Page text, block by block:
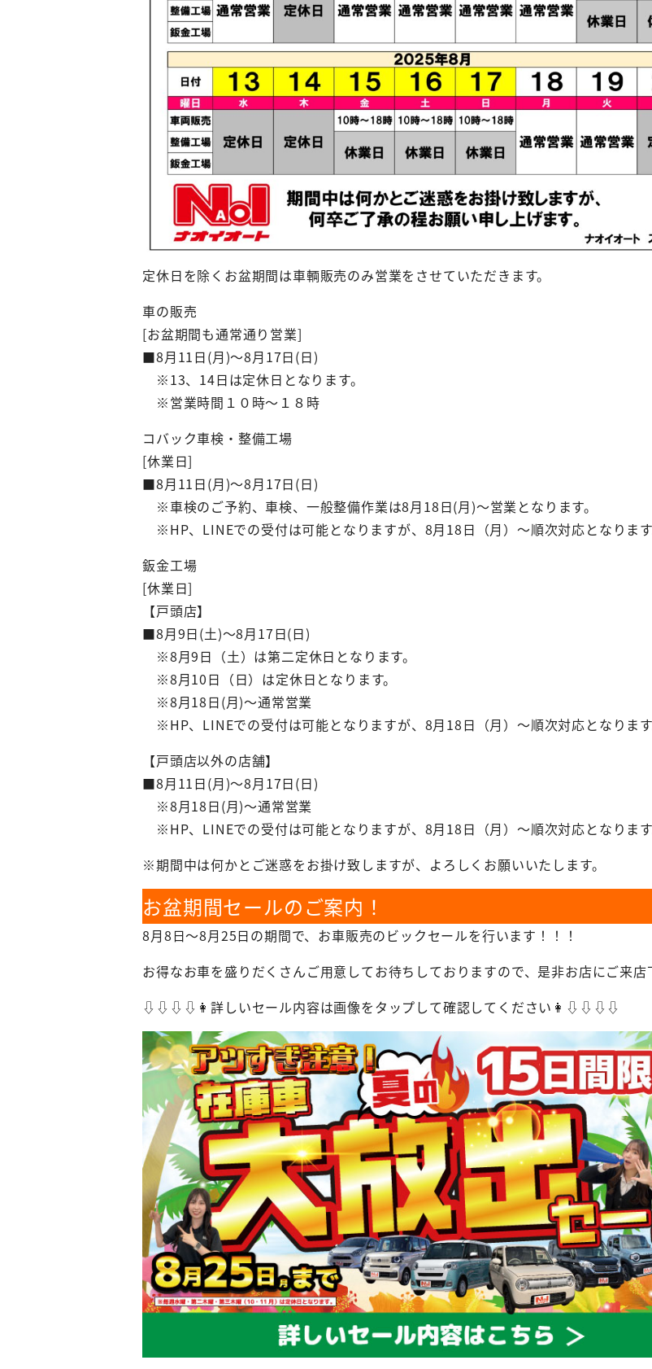
定休日を除くお盆期間は車輌販売のみ営業をさせていただきます。
車の販売
[お盆期間も通常通り営業]
■8月11日(月)～8月17日(日)
※13、14日は定休日となります。
※営業時間１０時～１８時
コバック車検・整備工場
[休業日]
■8月11日(月)～8月17日(日)
※車検のご予約、車検、一般整備作業は8月18日(月)～営業となります。
※HP、LINEでの受付は可能となりますが、8月18日（月）～順次対応となります
鈑金工場
[休業日]
【戸頭店】
■8月9日(土)～8月17日(日)
※8月9日（土）は第二定休日となります。
※8月10日（日）は定休日となります。
※8月18日(月)～通常営業
※HP、LINEでの受付は可能となりますが、8月18日（月）～順次対応となります
【戸頭店以外の店舗】
■8月11日(月)～8月17日(日)
※8月18日(月)～通常営業
※HP、LINEでの受付は可能となりますが、8月18日（月）～順次対応となります
※期間中は何かとご迷惑をお掛け致しますが、よろしくお願いいたします。
お盆期間セールのご案内！
8月8日～8月25日の期間で、お車販売のビックセールを行います！！！
お得なお車を盛りだくさんご用意してお待ちしておりますので、是非お店にご来
⇩⇩⇩⇩👩詳しいセール内容は画像をタップして確認してください👩⇩⇩⇩⇩